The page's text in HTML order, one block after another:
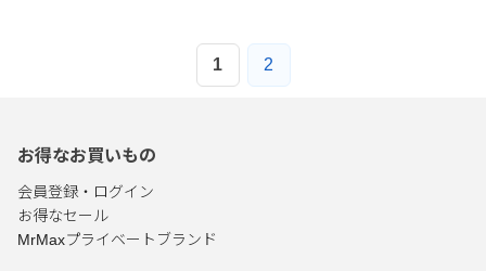
1 2
お得なお買いもの
会員登録・ログイン
お得なセール
MrMaxプライベートブランド